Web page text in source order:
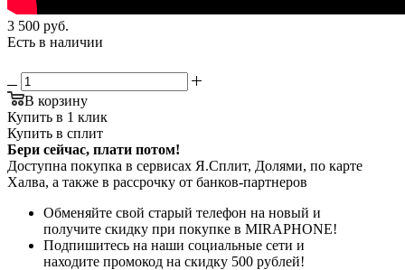
3 500 руб.
Есть в наличии
В корзину
Купить в 1 клик
Купить в сплит
Бери сейчас, плати потом!
Доступна покупка в сервисах Я.Сплит, Долями, по карте
Халва, а также в рассрочку от банков-партнеров
Обменяйте свой старый телефон на новый и
получите скидку при покупке в MIRAPHONE!
Подпишитесь на наши социальные сети и
находите промокод на скидку 500 рублей!